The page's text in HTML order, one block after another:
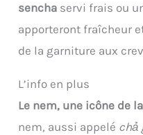
sencha servi frais ou
apporteront fraîcheur
de la garniture aux
L’info en plus
Le nem, une icône de
nem, aussi appelé chả